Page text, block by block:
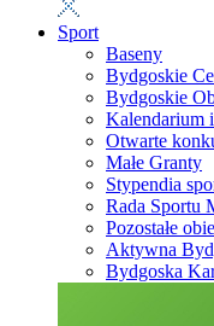
Sport
Baseny
Bydgoskie
Bydgoskie
Kalendarium
Otwarte
Małe Granty
Stypendia
Rada Sportu
Pozostałe
Aktywna
Bydgoska